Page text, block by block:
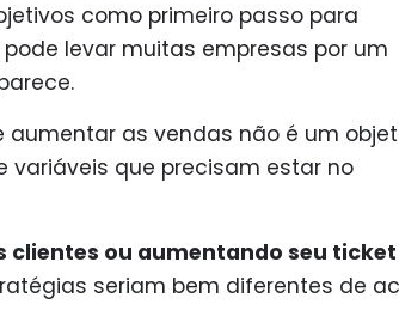
como primeiro passo para
levar muitas empresas por um
as vendas não é um
variáveis que precisam estar no
clientes ou aumentando seu ticket
seriam bem diferentes de